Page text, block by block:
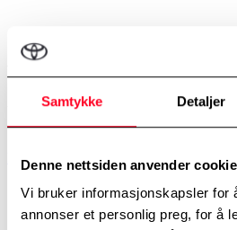
Samtykke Detaljer
Denne nettsiden anvender
Vi bruker informasjonskapsler for
annonser et personlig preg, for å
Veihjelp (Eurocare)
Vår veihjelp inkluderer hjelp på stedet
verksted.
Les mer